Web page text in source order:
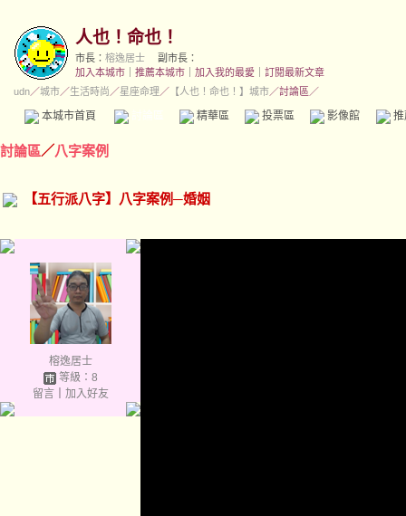
人也！命也！
市長： 榕逸居士
副市長：
加入本城市
推薦本城市 加入我的最愛
訂閱最新文章
udn／城市／生活時尚 ／星座命理 ／ 【人也！命也！】城市／討論區／
本城市首頁 精華區 投票區 影像館
討論區／八字案例
【五行派八字】八字案例─婚姻
榕逸居士
等級：8
留言｜ 加入好友